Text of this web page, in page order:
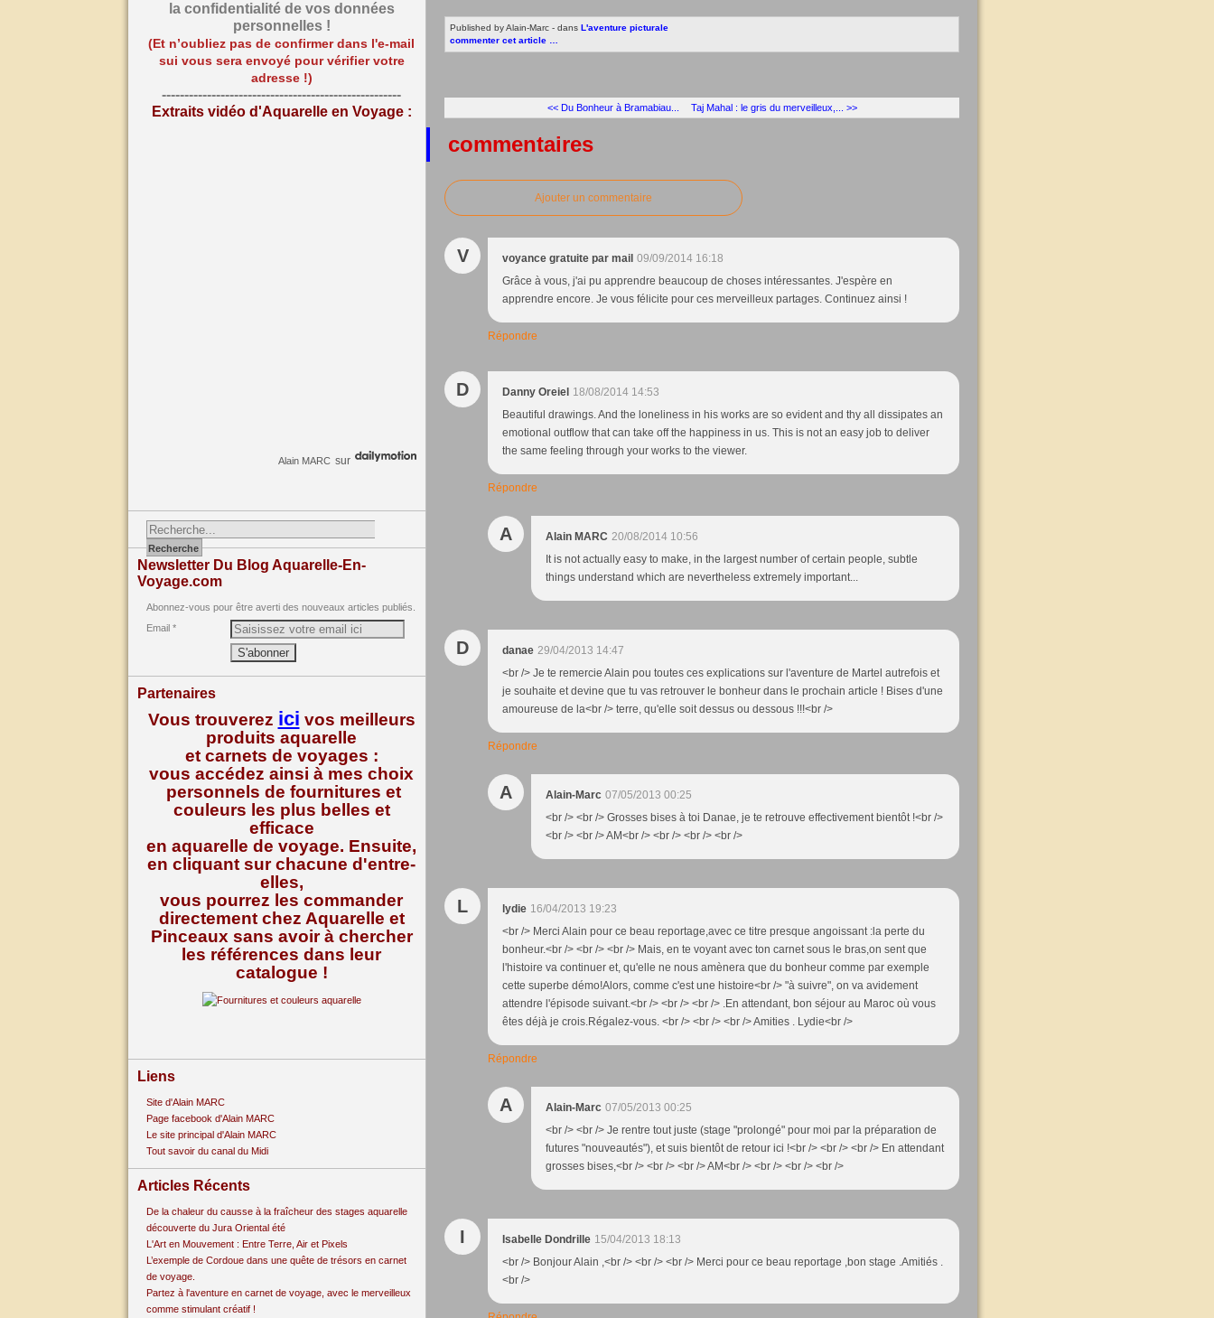
la confidentialité de vos données
personnelles !
(Et n’oubliez pas de confirmer dans l'e-mail
sui vous sera envoyé pour vérifier votre
adresse !)
-----------------------------------------------------
Extraits vidéo d'Aquarelle en Voyage :
Alain MARC sur
Newsletter Du Blog Aquarelle-En-
Voyage.com
Abonnez-vous pour être averti des nouveaux articles publiés.
Email
Partenaires
Vous trouverez ici vos meilleurs
produits aquarelle
et carnets de voyages :
vous accédez ainsi à mes choix
personnels de fournitures et
couleurs les plus belles et
efficace
en aquarelle de voyage. Ensuite,
en cliquant sur chacune d'entre-
elles,
vous pourrez les commander
directement chez Aquarelle et
Pinceaux sans avoir à chercher
les références dans leur
catalogue !
Liens
Site d'Alain MARC
Page facebook d'Alain MARC
Le site principal d'Alain MARC
Tout savoir du canal du Midi
Articles Récents
De la chaleur du causse à la fraîcheur des stages aquarelle
découverte du Jura Oriental été
L'Art en Mouvement : Entre Terre, Air et Pixels
L’exemple de Cordoue dans une quête de trésors en carnet
de voyage.
Partez à l'aventure en carnet de voyage, avec le merveilleux
comme stimulant créatif !
Published by Alain-Marc - dans L'aventure picturale
commenter cet article
<< Du Bonheur à Bramabiau... Taj Mahal : le gris du merveilleux,... >>
commentaires
Ajouter un commentaire
V voyance gratuite par mail 09/09/2014 16:18
Grâce à vous, j'ai pu apprendre beaucoup de choses intéressantes. J'espère en
apprendre encore. Je vous félicite pour ces merveilleux partages. Continuez ainsi !
Répondre
D Danny Oreiel 18/08/2014 14:53
Beautiful drawings. And the loneliness in his works are so evident and thy all dissipates an
emotional outflow that can take off the happiness in us. This is not an easy job to deliver
the same feeling through your works to the viewer.
Répondre
A Alain MARC 20/08/2014 10:56
It is not actually easy to make, in the largest number of certain people, subtle
things understand which are nevertheless extremely important...
D danae 29/04/2013 14:47
<br /> Je te remercie Alain pou toutes ces explications sur l'aventure de Martel autrefois et
je souhaite et devine que tu vas retrouver le bonheur dans le prochain article ! Bises d'une
amoureuse de la<br /> terre, qu'elle soit dessus ou dessous !!!<br />
Répondre
A Alain-Marc 07/05/2013 00:25
<br /> <br /> Grosses bises à toi Danae, je te retrouve effectivement bientôt !<br />
<br /> <br /> AM<br /> <br /> <br /> <br />
L lydie 16/04/2013 19:23
<br /> Merci Alain pour ce beau reportage,avec ce titre presque angoissant :la perte du
bonheur.<br /> <br /> <br /> Mais, en te voyant avec ton carnet sous le bras,on sent que
l'histoire va continuer et, qu'elle ne nous amènera que du bonheur comme par exemple
cette superbe démo!Alors, comme c'est une histoire<br /> "à suivre", on va avidement
attendre l'épisode suivant.<br /> <br /> <br /> .En attendant, bon séjour au Maroc où vous
êtes déjà je crois.Régalez-vous. <br /> <br /> <br /> Amities . Lydie<br />
Répondre
A Alain-Marc 07/05/2013 00:25
<br /> <br /> Je rentre tout juste (stage "prolongé" pour moi par la préparation de
futures "nouveautés"), et suis bientôt de retour ici !<br /> <br /> <br /> En attendant
grosses bises,<br /> <br /> <br /> AM<br /> <br /> <br /> <br />
I Isabelle Dondrille 15/04/2013 18:13
<br /> Bonjour Alain ,<br /> <br /> <br /> Merci pour ce beau reportage ,bon stage .Amitiés .
<br />